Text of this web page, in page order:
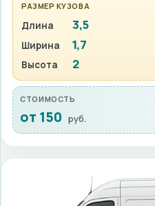
РАЗМЕР КУЗОВА
Длина 3,5
Ширина
1,7
Высота
2
СТОИМОСТЬ
от 150 руб.